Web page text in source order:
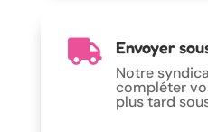
 Envoyer
Notre
compléter
plus tard